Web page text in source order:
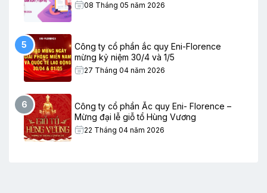
08 Tháng 05 năm 2026
5
Công ty cổ phần ắc quy Eni-Florence
mừng kỷ niệm 30/4 và 1/5
27 Tháng 04 năm 2026
6
Công ty cổ phần Ắc quy Eni- Florence –
Mừng đại lễ giỗ tổ Hùng Vương
22 Tháng 04 năm 2026